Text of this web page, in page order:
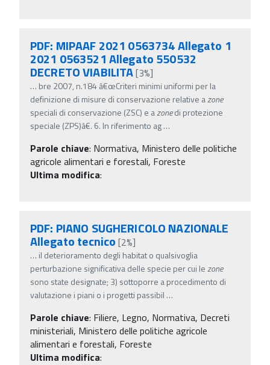
PDF: MIPAAF 2021 0563734 Allegato 1
2021 0563521 Allegato 550532
DECRETO VIABILITA[3%]
… bre 2007, n.184 â€œCriteri minimi uniformi per la
definizione di misure di conservazione relative azone
speciali di conservazione (ZSC) e azonedi protezione
speciale (ZPS)â€. 6. In riferimento ag…
Parole chiave: Normativa, Ministero delle politiche
agricole alimentari e forestali, Foreste
Ultima modifica:
PDF: PIANO SUGHERICOLO NAZIONALE
Allegato tecnico [2%]
… il deterioramento degli habitat o qualsivoglia
perturbazione significativa delle specie per cui lezone
sono state designate; 3) sottoporre a procedimento di
valutazione i piani o i progetti passibil …
Parole chiave: Filiere, Legno, Normativa, Decreti
ministeriali, Ministero delle politiche agricole
alimentari e forestali, Foreste
Ultima modifica: